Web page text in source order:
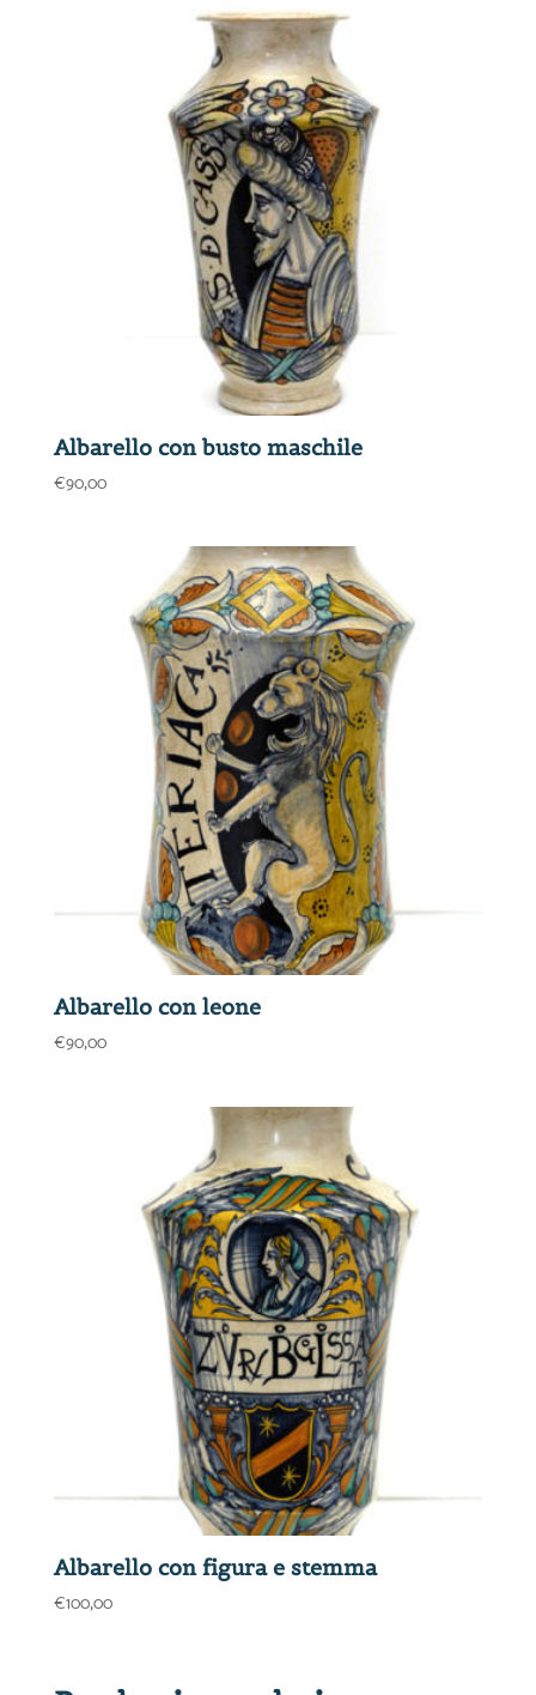
Albarello con busto maschile
€90,00
Albarello con leone
€90,00
Albarello con figura e stemma
€100,00